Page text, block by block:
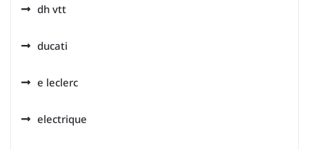
dh vtt
ducati
e leclerc
electrique